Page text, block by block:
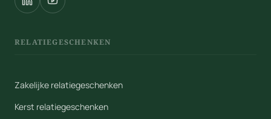
RELATIEGESCHENKEN
Zakelijke relatiegeschenken
Kerst relatiegeschenken